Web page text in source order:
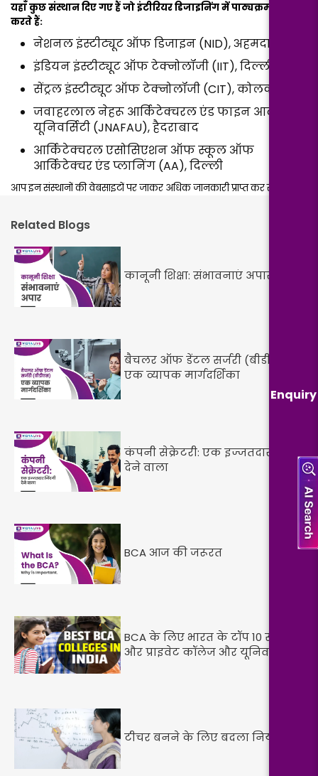
Enquiry
यहाँ कुछ संस्थान दिए गए हैं जो इंटीरियर डिजाइनिंग में पाठ्यक्रम प्रदान
करते हैं:
नेशनल इंस्टीट्यूट ऑफ डिजाइन (NID), अहमदाबाद
इंडियन इंस्टीट्यूट ऑफ टेक्नोलॉजी (IIT), दिल्ली
सेंट्रल इंस्टीट्यूट ऑफ टेक्नोलॉजी (CIT), कोलकाता
जवाहरलाल नेहरू आर्किटेक्चरल एंड फाइन आर्ट्स
यूनिवर्सिटी (JNAFAU), हैदराबाद
आर्किटेक्चरल एसोसिएशन ऑफ स्कूल ऑफ
आर्किटेक्चर एंड प्लानिंग (AA), दिल्ली
आप इन संस्थानों की वेबसाइटों पर जाकर अधिक जानकारी प्राप्त कर सकते हैं।
Related Blogs
कानूनी शिक्षा: संभावनाएं अपार
बैचलर ऑफ डेंटल सर्जरी (बीडीएस):
एक व्यापक मार्गदर्शिका
कंपनी सेक्रेटरी: एक इज्जतदार जिंदगी
देने वाला
BCA आज की जरूरत
BCA के लिए भारत के टॉप 10 सरकारी
और प्राइवेट कॉलेज और यूनिवर्सिटी
टीचर बनने के लिए बदला नियम